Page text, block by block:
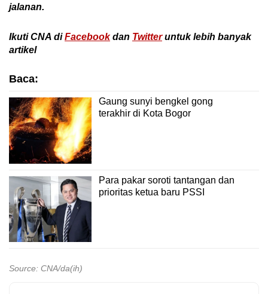
jalanan.
Ikuti CNA diFacebookdan Twitteruntuk lebih banyak
artikel
Baca:
Gaung sunyi bengkel gong
terakhir di Kota Bogor
Para pakar soroti tantangan dan
prioritas ketua baru PSSI
Source: CNA/da(ih)